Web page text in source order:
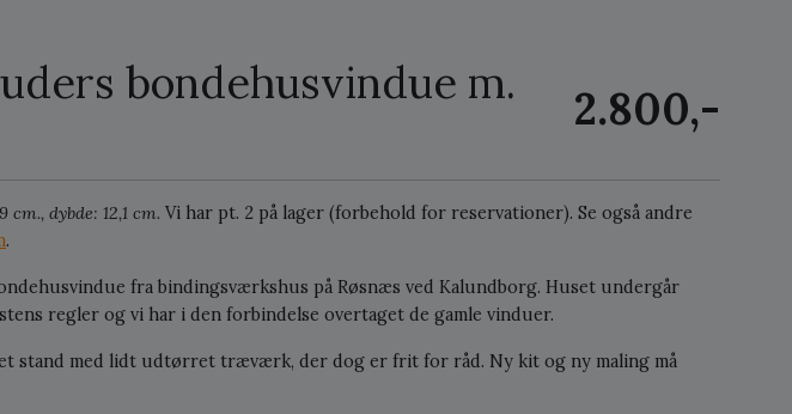
bondehusvindue m.
2.800,-
cm., dybde: 12,1 cm. Vi har pt. 2 på lager (forbehold for reservationer). Se også andre
.
fra bindingsværkshus på Røsnæs ved Kalundborg. Huset undergår
regler og vi har i den forbindelse overtaget de gamle vinduer.
stand med lidt udtørret træværk, der dog er frit for råd. Ny kit og ny maling må